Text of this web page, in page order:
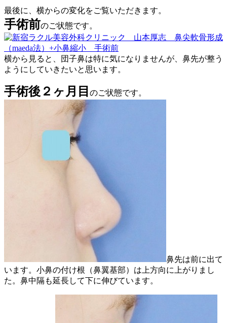
最後に、横からの変化をご覧いただきます。
手術前のご状態です。
横から見ると、団子鼻は特に気になりませんが、鼻先が整う
ようにしていきたいと思います。
手術後２ヶ月目 のご状態です。
鼻先は前に出て
います。小鼻の付け根（鼻翼基部）は上方向に上がりまし
た。鼻中隔も延長して下に伸びています。